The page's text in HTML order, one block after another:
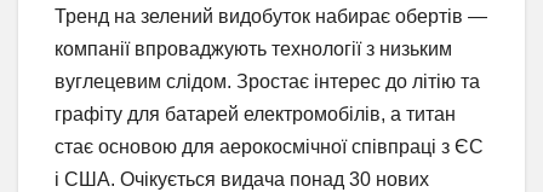
Тренд на зелений видобуток набирає обертів —
компанії впроваджують технології з низьким
вуглецевим слідом. Зростає інтерес до літію та
графіту для батарей електромобілів, а титан
стає основою для аерокосмічної співпраці з ЄС
і США. Очікується видача понад 30 нових